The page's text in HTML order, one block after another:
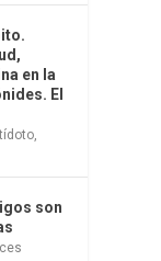
en la
El
,
son